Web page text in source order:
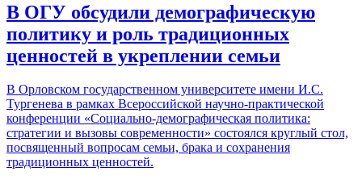
В ОГУ обсудили демографическую
политику и роль традиционных
ценностей в укреплении семьи
В Орловском государственном университете имени И.С.
Тургенева в рамках Всероссийской научно-практической
конференции «Социально-демографическая политика:
стратегии и вызовы современности» состоялся круглый стол,
посвященный вопросам семьи, брака и сохранения
традиционных ценностей.